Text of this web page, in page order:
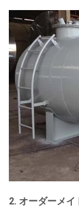
2. オーダーメイ